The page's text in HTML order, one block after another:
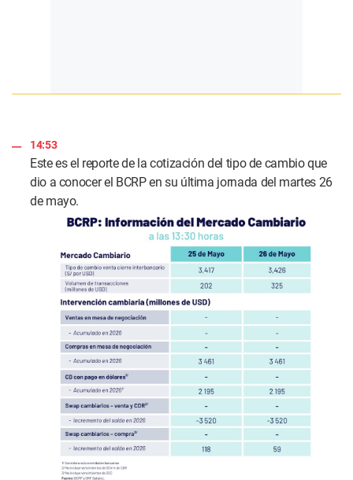
14:53
Este es el reporte de la cotización del tipo de cambio que
dio a conocer el BCRP en su última jornada del martes 26
de mayo.